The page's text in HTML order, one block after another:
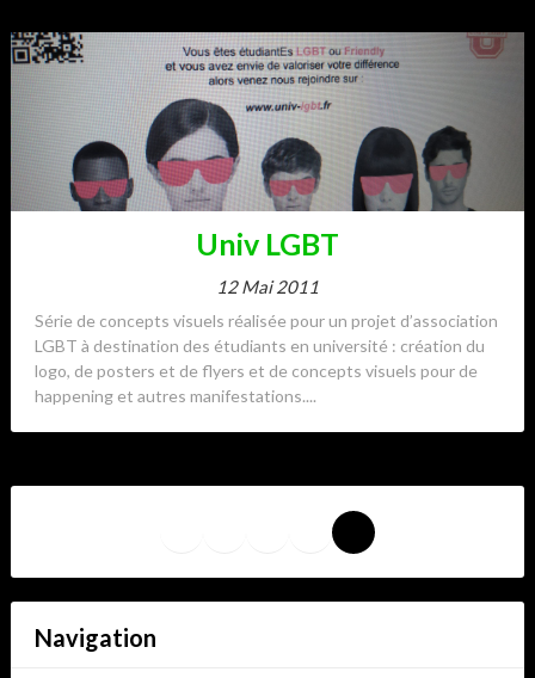
Univ LGBT
12 Mai 2011
Série de concepts visuels réalisée pour un projet d’association
LGBT à destination des étudiants en université : création du
logo, de posters et de flyers et de concepts visuels pour de
happening et autres manifestations....
YouTubeTumblr
Pixelfed
Navigation